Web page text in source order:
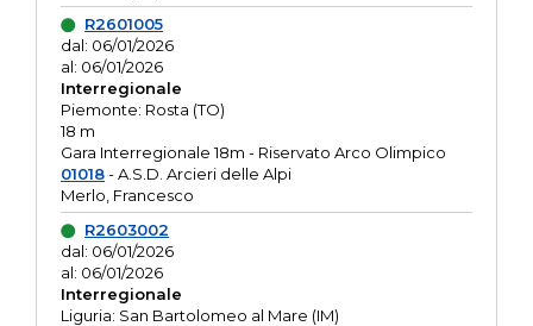
R2601005
dal: 06/01/2026
al: 06/01/2026
Interregionale
Piemonte: Rosta (TO)
18 m
Gara Interregionale 18m - Riservato Arco Olimpico
01018- A.S.D. Arcieri delle Alpi
Merlo, Francesco
R2603002
dal: 06/01/2026
al: 06/01/2026
Interregionale
Liguria: San Bartolomeo al Mare (IM)